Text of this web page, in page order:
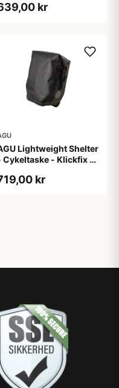
kr
Lightweight Shelter
Cykeltaske - Klickfix -
kr